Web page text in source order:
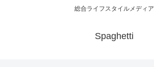
総合ライフスタイルメディア
Spaghetti